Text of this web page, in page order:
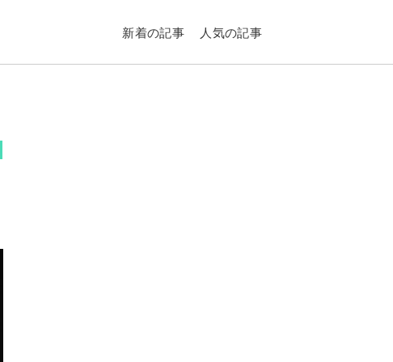
新着の記事 人気の記事